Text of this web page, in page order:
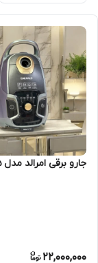
جارو برقی امرالد مدل EA7005
22,000,000